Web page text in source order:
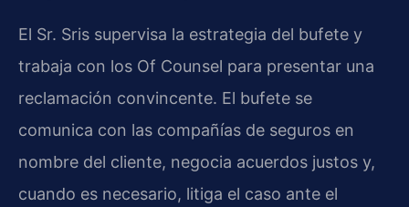
El Sr. Sris supervisa la estrategia del bufete y
trabaja con los Of Counsel para presentar una
reclamación convincente. El bufete se
comunica con las compañías de seguros en
nombre del cliente, negocia acuerdos justos y,
cuando es necesario, litiga el caso ante el